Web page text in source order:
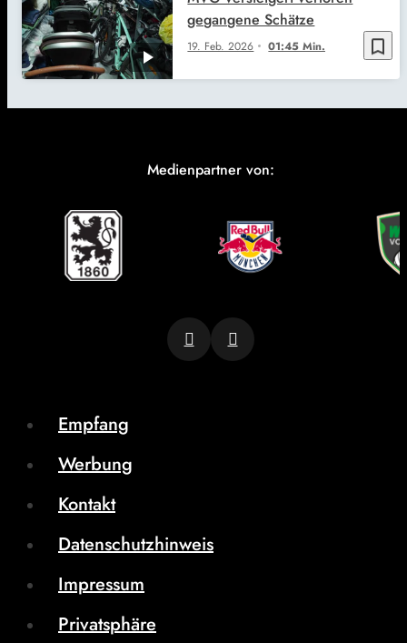
bookmark_border
19. Feb. 2026 01:45 Min.
gegangene Schätze
Medienpartner von:
Empfang
Werbung
Kontakt
Datenschutzhinweis
Impressum
Privatsphäre